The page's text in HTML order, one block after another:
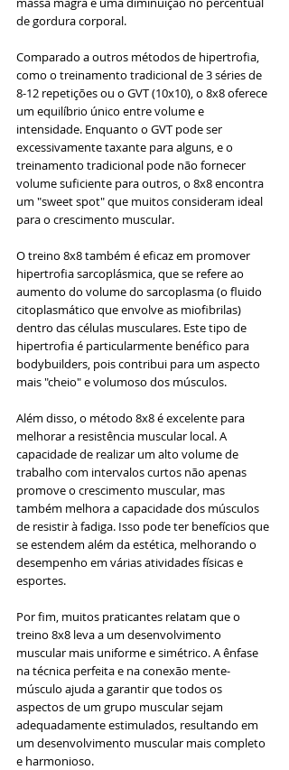
de gordura corporal.
Comparado a outros métodos de hipertrofia,
como o treinamento tradicional de 3 séries de
8-12 repetições ou o GVT (10x10), o 8x8 oferece
um equilíbrio único entre volume e
intensidade. Enquanto o GVT pode ser
excessivamente taxante para alguns, e o
treinamento tradicional pode não fornecer
volume suficiente para outros, o 8x8 encontra
um "sweet spot" que muitos consideram ideal
para o crescimento muscular.
O treino 8x8 também é eficaz em promover
hipertrofia sarcoplásmica, que se refere ao
aumento do volume do sarcoplasma (o fluido
citoplasmático que envolve as miofibrilas)
dentro das células musculares. Este tipo de
hipertrofia é particularmente benéfico para
bodybuilders, pois contribui para um aspecto
mais "cheio" e volumoso dos músculos.
Além disso, o método 8x8 é excelente para
melhorar a resistência muscular local. A
capacidade de realizar um alto volume de
trabalho com intervalos curtos não apenas
promove o crescimento muscular, mas
também melhora a capacidade dos músculos
de resistir à fadiga. Isso pode ter benefícios que
se estendem além da estética, melhorando o
desempenho em várias atividades físicas e
esportes.
Por fim, muitos praticantes relatam que o
treino 8x8 leva a um desenvolvimento
muscular mais uniforme e simétrico. A ênfase
na técnica perfeita e na conexão mente-
músculo ajuda a garantir que todos os
aspectos de um grupo muscular sejam
adequadamente estimulados, resultando em
um desenvolvimento muscular mais completo
e harmonioso.